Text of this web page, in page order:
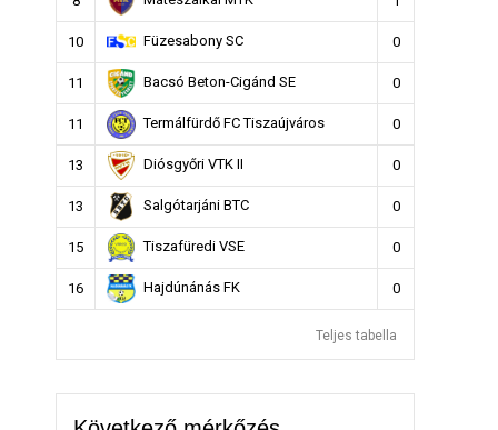
10 Füzesabony SC 0
11 Bacsó Beton-Cigánd SE 0
11 Termálfürdő FC Tiszaújváros 0
13 Diósgyőri VTK II 0
13 Salgótarjáni BTC 0
15 Tiszafüredi VSE 0
16 Hajdúnánás FK 0
Teljes tabella